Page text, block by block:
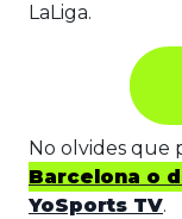
LaLiga.
No olvides que
Barcelona o
YoSports TV.